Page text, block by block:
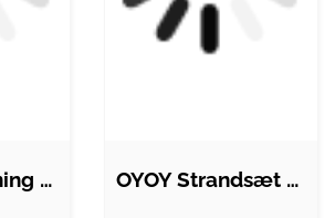
Liewood Terning - Andrew - Dove Blue OYOY Strandsæt - 6 Dele - Leo - Coral